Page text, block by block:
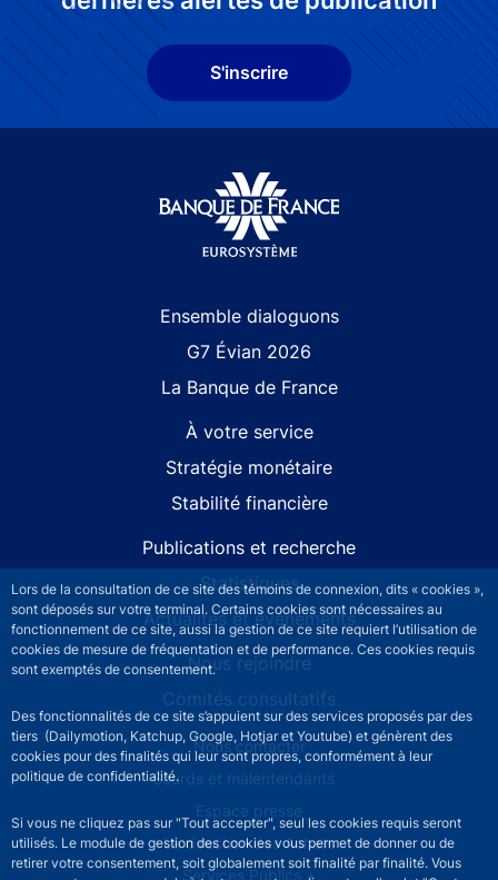
Lors de la consultation de ce site des témoins de connexion, dits « cookies »,
sont déposés sur votre terminal. Certains cookies sont nécessaires au
fonctionnement de ce site, aussi la gestion de ce site requiert l’utilisation de
cookies de mesure de fréquentation et de performance. Ces cookies requis
sont exemptés de consentement.
Des fonctionnalités de ce site s’appuient sur des services proposés par des
tiers (Dailymotion, Katchup, Google, Hotjar et Youtube) et génèrent des
cookies pour des finalités qui leur sont propres, conformément à leur
politique de confidentialité.
Si vous ne cliquez pas sur "Tout accepter", seul les cookies requis seront
utilisés. Le module de gestion des cookies vous permet de donner ou de
retirer votre consentement, soit globalement soit finalité par finalité. Vous
S'inscrire
Ensemble dialoguons
G7 Évian 2026
La Banque de France
À votre service
Stratégie monétaire
Stabilité financière
Publications et recherche
Statistiques
Actualités et événements
Nous rejoindre
Comités consultatifs
Footer secondary menuNous contacter
Sourds et malentendants
Espace presse
La direction des Achats
Services Publics +